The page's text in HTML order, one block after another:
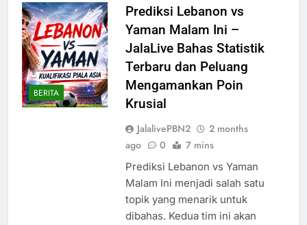
BERITA
Prediksi Lebanon vs
Yaman Malam Ini –
JalaLive Bahas Statistik
Terbaru dan Peluang
Mengamankan Poin
Krusial
JalalivePBN2
2 months
ago
0 7 mins
Prediksi Lebanon vs Yaman
Malam Ini menjadi salah satu
topik yang menarik untuk
dibahas. Kedua tim ini akan